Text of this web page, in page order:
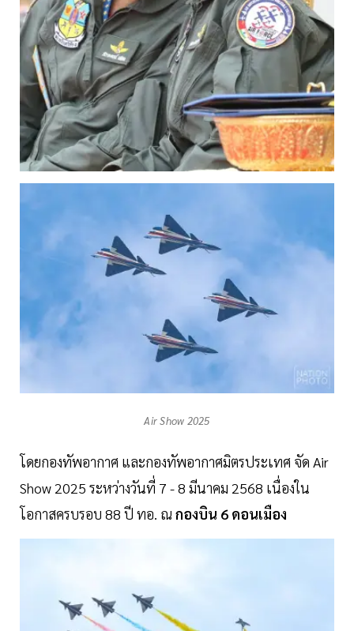
Air Show 2025
โดยกองทัพอากาศ และกองทัพอากาศมิตรประเทศ จัด Air
Show 2025 ระหว่างวันที่ 7 - 8 มีนาคม 2568 เนื่องใน
โอกาสครบรอบ 88 ปี ทอ. ณ กองบิน 6 ดอนเมือง